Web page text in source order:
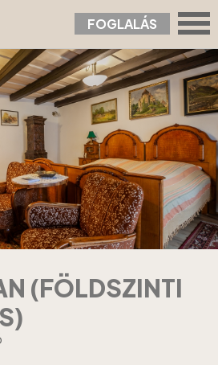
FOGLALÁS
I. Apartman (földszinti kétszobás)
(FÖLDSZINTI